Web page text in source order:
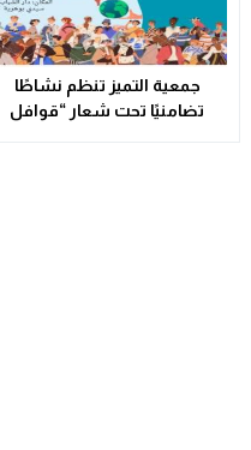
Competition 2025-2026
جمعية التميز تنظم نشاطًا
تضامنيًا تحت شعار “قوافل